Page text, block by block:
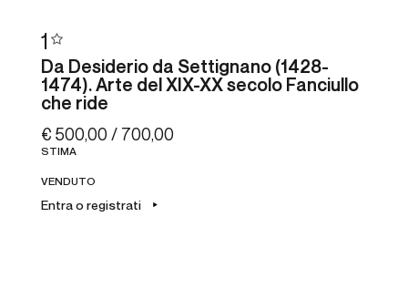
1
Da Desiderio da Settignano (1428-
1474). Arte del XIX-XX secolo Fanciullo
che ride
€ 500,00 / 700,00
STIMA
VENDUTO
Entra o registrati